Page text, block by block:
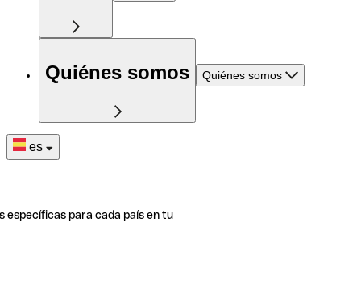
Quiénes somos Quiénes somos
es
específicas para cada país en tu